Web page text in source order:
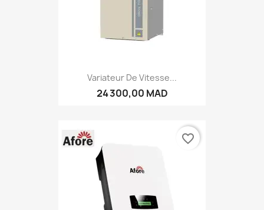
Variateur De Vitesse...
24 300,00 MAD
favorite_border